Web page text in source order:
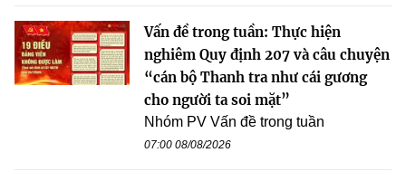
Vấn đề trong tuần: Thực hiện
nghiêm Quy định 207 và câu chuyện
“cán bộ Thanh tra như cái gương
cho người ta soi mặt”
Nhóm PV Vấn đề trong tuần
07:00 08/08/2026